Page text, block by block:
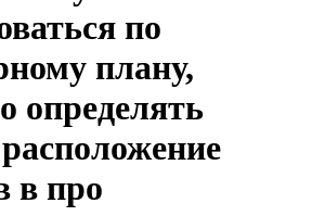
по
плану,
определять
в про